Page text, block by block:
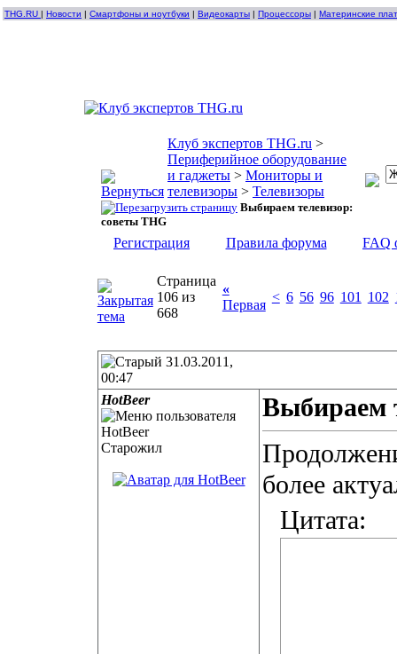
THG.RU | Новости | Смартфоны и ноутбуки | Видеокарты | Процессоры | Материнские
Клуб экспертов THG.ru >
Периферийное оборудование
и гаджеты > Мониторы и
телевизоры > Телевизоры
Выбираем телевизор:
советы THG
Регистрация Правила форума FAQ
Страница
106 из
668
«
Первая
< 6 56 96 101 102
31.03.2011,
00:47
HotBeer
Старожил
Выбираем
более
Цитата: